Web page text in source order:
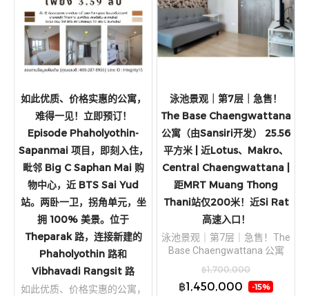
如此优质、价格实惠的公寓，
难得一见！立即预订！
Episode Phaholyothin-
Sapanmai 项目，即刻入住，
毗邻 Big C Saphan Mai 购
物中心，近 BTS Sai Yud
站。两卧一卫，拐角单元，坐
拥 100% 美景。位于
Theparak 路，连接新建的
Phaholyothin 路和
Vibhavadi Rangsit 路
如此优质、价格实惠的公寓，
泳池景观｜第7层｜急售！
The Base Chaengwattana
公寓（由Sansiri开发） 25.56
平方米 | 近Lotus、Makro、
Central Chaengwattana |
距MRT Muang Thong
Thani站仅200米！近Si Rat
高速入口！
泳池景观｜第7层｜急售！The
Base Chaengwattana 公寓
米 | 近Lotus、Makro、Central
Chaengwattana | 距MRT
฿1,700,000
฿1,450,000 -15%